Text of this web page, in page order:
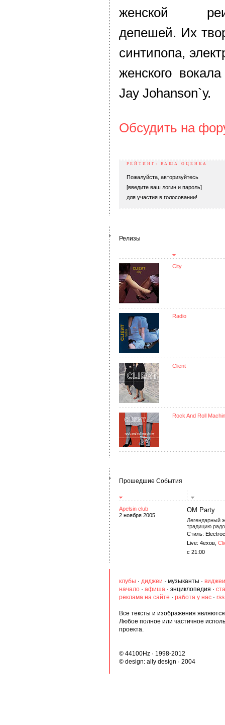
женской
депешей. Их
синтипопа,
женского
Jay Johanson`у.
Обсудить на
РЕЙТИНГ: ВАША ОЦЕНКА
Пожалуйста, авторизуйтесь
[введите ваш логин и пароль]
для участия в голосовании!
Релизы
City
Radio
Client
Rock And Roll
Прошедшие События
Apelsin club
2 ноября 2005
ОМ Party
Легендарный
традицию
Стиль:
Live: 4ехов,
с 21:00
клубы · диджеи · музыканты · виджеи
начало · афиша · энциклопедия ·
реклама на сайте · работа у нас ·
Все тексты и изображения
Любое полное или частичное
проекта.
© 44100Hz · 1998-2012
© design: ally design · 2004